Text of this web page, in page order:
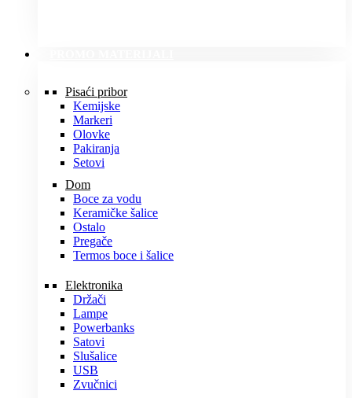
Pisaći pribor
Kemijske
Markeri
Olovke
Pakiranja
Setovi
Dom
Boce za vodu
Keramičke šalice
Ostalo
Pregače
Termos boce i šalice
Elektronika
Držači
Lampe
Powerbanks
Satovi
Slušalice
USB
Zvučnici